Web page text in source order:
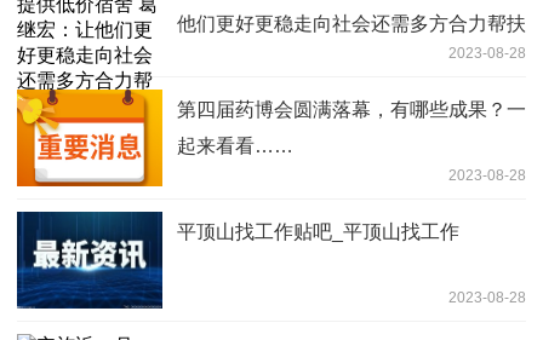
他们更好更稳走向社会还需多方合力帮扶
2023-08-28
第四届药博会圆满落幕，有哪些成果？一
起来看看……
2023-08-28
平顶山找工作贴吧_平顶山找工作
2023-08-28